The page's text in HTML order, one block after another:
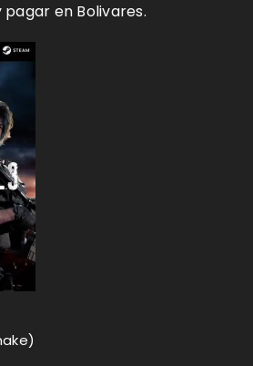
en Bolivares.